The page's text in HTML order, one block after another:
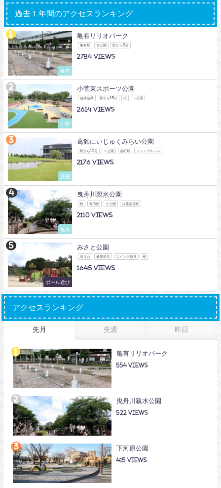
過去１年間のアクセスランキング
亀有
亀有リリオパーク
亀有駅 Ｂ公園 駅から5分
2784
小菅
小菅東スポーツ公園
健康遊具 駅から15分 桜 Ｓ公園
2614
新宿
葛飾にいじゅくみらい公園
駅から10分 Ｓ公園 金町駅 ジャングルジム
2176
亀有
曳舟川親水公園
桜 亀有駅 Ｓ公園 お花茶屋駅
2110
ボール遊び
みさと公園
滑り台 健康遊具 スイング遊具 桜
1645
アクセスランキング
先月 先週 昨日
亀有リリオパーク
554
曳舟川親水公園
522
下河原公園
415